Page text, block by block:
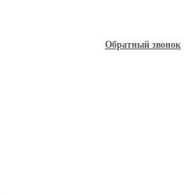
Обратный звонок